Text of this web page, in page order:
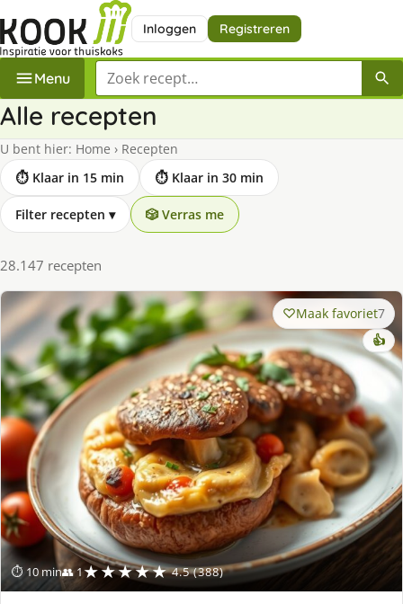
Inloggen Registreren
Menu Zoek een recept
Alle recepten
U bent hier: Home › Recepten
⏱ Klaar in 15 min
⏱ Klaar in 30 min
Filter recepten ▾ 🎲 Verras me
28.147 recepten
⏱ 10 min👥 1★★★★★ 4.5 (388)
Maak favoriet7
👍